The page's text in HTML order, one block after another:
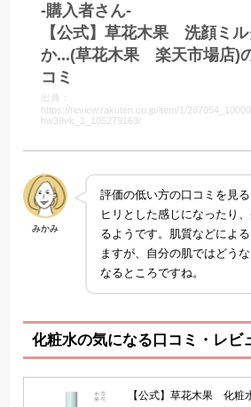
-購入者さん-
【公式】草花木果 洗顔ミ
か...(草花木果 楽天市場店)
コミ
出典：
https://review.rakuten.co.jp/item/1/
hw39vk_1_105279163/
みかみ
評価の低い方の口コミを見
ヒリとした感じになったり
るようです。肌質などによ
ますが、自分の肌ではどう
なるところですね。
化粧水の気になる口コミ・レビ
【公式】草花木果 化粧